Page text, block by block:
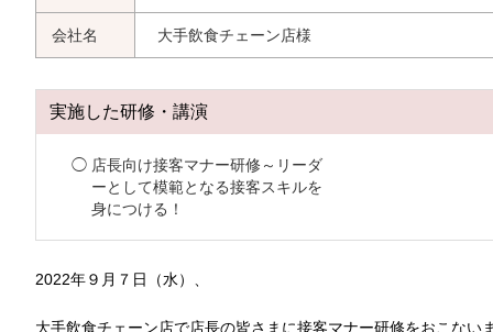
会社名 大手飲食チェーン店様
実施した研修・講演
店長向け接客マナー研修～リーダ
ーとして模範となる接客スキルを
身につける！
2022年９月７日（水）、
大手飲食チェーン店で店長の皆さまに接客マナー研修をおこない